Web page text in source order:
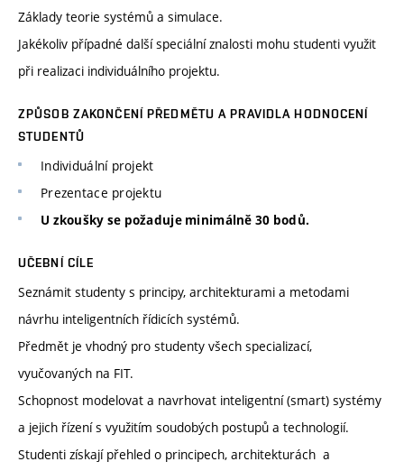
Základy teorie systémů a simulace.
Jakékoliv případné další speciální znalosti mohu studenti využit
při realizaci individuálního projektu.
ZPŮSOB ZAKONČENÍ PŘEDMĚTU A PRAVIDLA HODNOCENÍ
STUDENTŮ
Individuální projekt
Prezentace projektu
U zkoušky se požaduje minimálně 30 bodů.
UČEBNÍ CÍLE
Seznámit studenty s principy, architekturami a metodami
návrhu inteligentních řídicích systémů.
Předmět je vhodný pro studenty všech specializací,
vyučovaných na FIT.
Schopnost modelovat a navrhovat inteligentní (smart) systémy
a jejich řízení s využitím soudobých postupů a technologií.
Studenti získají přehled o principech, architekturách a